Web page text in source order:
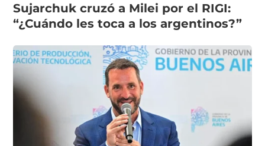
Sujarchuk cruzó a Milei por el RIGI:
“¿Cuándo les toca a los argentinos?”